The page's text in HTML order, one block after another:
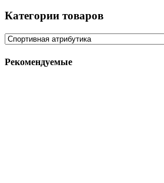
Категории товаров
Рекомендуемые